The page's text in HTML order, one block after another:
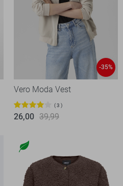
-35%
Vero Moda Vest
3
26,00 39,99